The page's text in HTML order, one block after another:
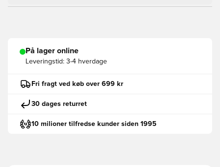
På lager online
Leveringstid: 3-4 hverdage
Fri fragt ved køb over 699 kr
30 dages returret
10 milioner tilfredse kunder siden 1995